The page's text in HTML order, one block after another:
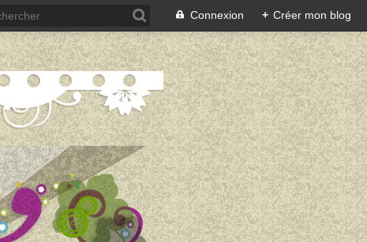
Connexion + Créer mon blog